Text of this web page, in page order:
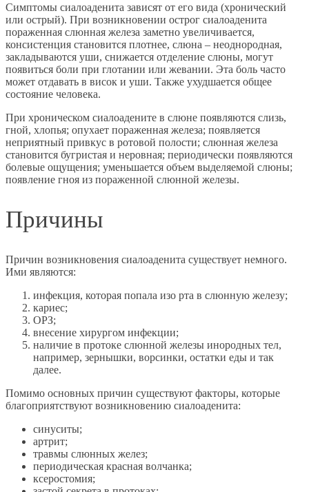
Симптомы сиалоаденита зависят от его вида (хронический
или острый). При возникновении острог сиалоаденита
пораженная слюнная железа заметно увеличивается,
консистенция становится плотнее, слюна – неоднородная,
закладываются уши, снижается отделение слюны, могут
появиться боли при глотании или жевании. Эта боль часто
может отдавать в висок и уши. Также ухудшается общее
состояние человека.
При хроническом сиалоадените в слюне появляются слизь,
гной, хлопья; опухает пораженная железа; появляется
неприятный привкус в ротовой полости; слюнная железа
становится бугристая и неровная; периодически появляются
болевые ощущения; уменьшается объем выделяемой слюны;
появление гноя из пораженной слюнной железы.
Причины
Причин возникновения сиалоаденита существует немного.
Ими являются:
инфекция, которая попала изо рта в слюнную железу;
кариес;
ОРЗ;
внесение хирургом инфекции;
наличие в протоке слюнной железы инородных тел,
например, зернышки, ворсинки, остатки еды и так
далее.
Помимо основных причин существуют факторы, которые
благоприятствуют возникновению сиалоаденита:
синуситы;
артрит;
травмы слюнных желез;
периодическая красная волчанка;
ксеростомия;